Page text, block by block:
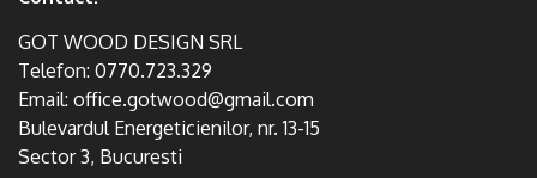
GOT WOOD DESIGN SRL
Telefon: 0770.723.329
Email: office.gotwood@gmail.com
Bulevardul Energeticienilor, nr. 13-15
Sector 3, Bucuresti